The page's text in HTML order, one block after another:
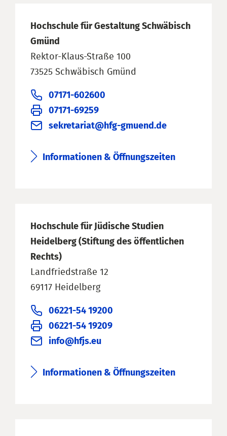
Hochschule für Gestaltung Schwäbisch
Gmünd
Rektor-Klaus-Straße 100
73525 Schwäbisch Gmünd
07171-602600
07171-69259
sekretariat@hfg-gmuend.de
Informationen & Öffnungszeiten
Hochschule für Jüdische Studien
Heidelberg (Stiftung des öffentlichen
Rechts)
Landfriedstraße 12
69117 Heidelberg
06221-54 19200
06221-54 19209
info@hfjs.eu
Informationen & Öffnungszeiten